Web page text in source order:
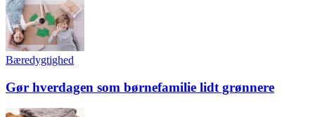
Bæredygtighed
Gør hverdagen som børnefamilie lidt grønnere